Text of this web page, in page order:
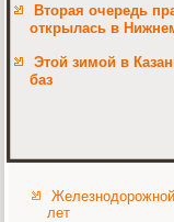
Вторая очередь
открылась в
Этой зимой в
баз
лет